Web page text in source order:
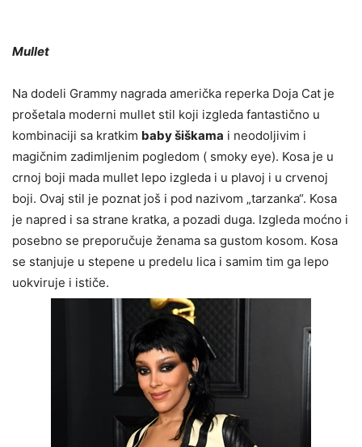
Mullet
Na dodeli Grammy nagrada američka reperka Doja Cat je
prošetala moderni mullet stil koji izgleda fantastično u
kombinaciji sa kratkim baby šiškama i neodoljivim i
magičnim zadimljenim pogledom ( smoky eye). Kosa je u
crnoj boji mada mullet lepo izgleda i u plavoj i u crvenoj
boji. Ovaj stil je poznat još i pod nazivom „tarzanka“. Kosa
je napred i sa strane kratka, a pozadi duga. Izgleda moćno i
posebno se preporučuje ženama sa gustom kosom. Kosa
se stanjuje u stepene u predelu lica i samim tim ga lepo
uokviruje i ističe.